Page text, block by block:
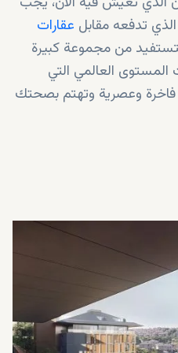
تدفعه مقابل عقارات
من مجموعة كبيرة
المستوى العالمي التي
وعصرية وتهتم بصحتك